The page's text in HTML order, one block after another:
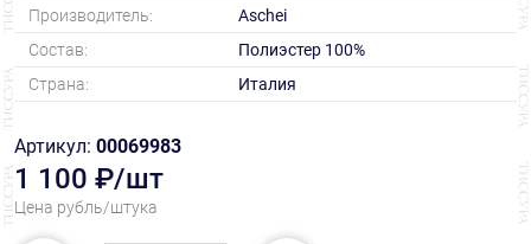
Производитель:
Aschei
Состав:
Полиэстер 100%
Страна:
Италия
Артикул: 00069983
1 100 ₽/шт
Цена рубль/штука